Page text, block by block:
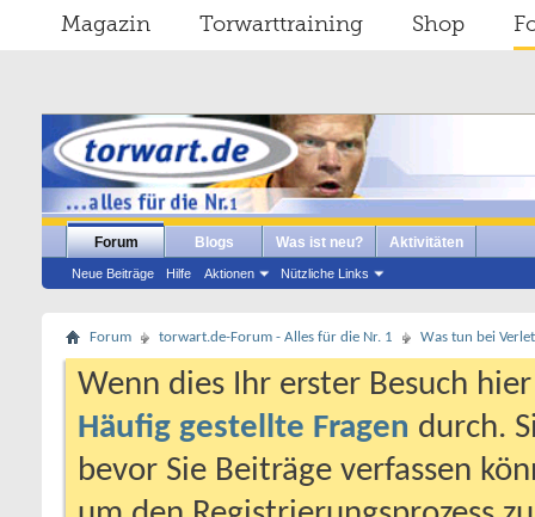
Magazin Torwarttraining Shop
Forum
Neue Beiträge Hilfe Aktionen Nützliche Links
Blogs Was ist neu? Aktivitäten
Forum torwart.de-Forum - Alles für die Nr. 1 Was tun bei
Wenn dies Ihr erster Besuch
Häufig gestellte Fragen durch.
bevor Sie Beiträge verfassen